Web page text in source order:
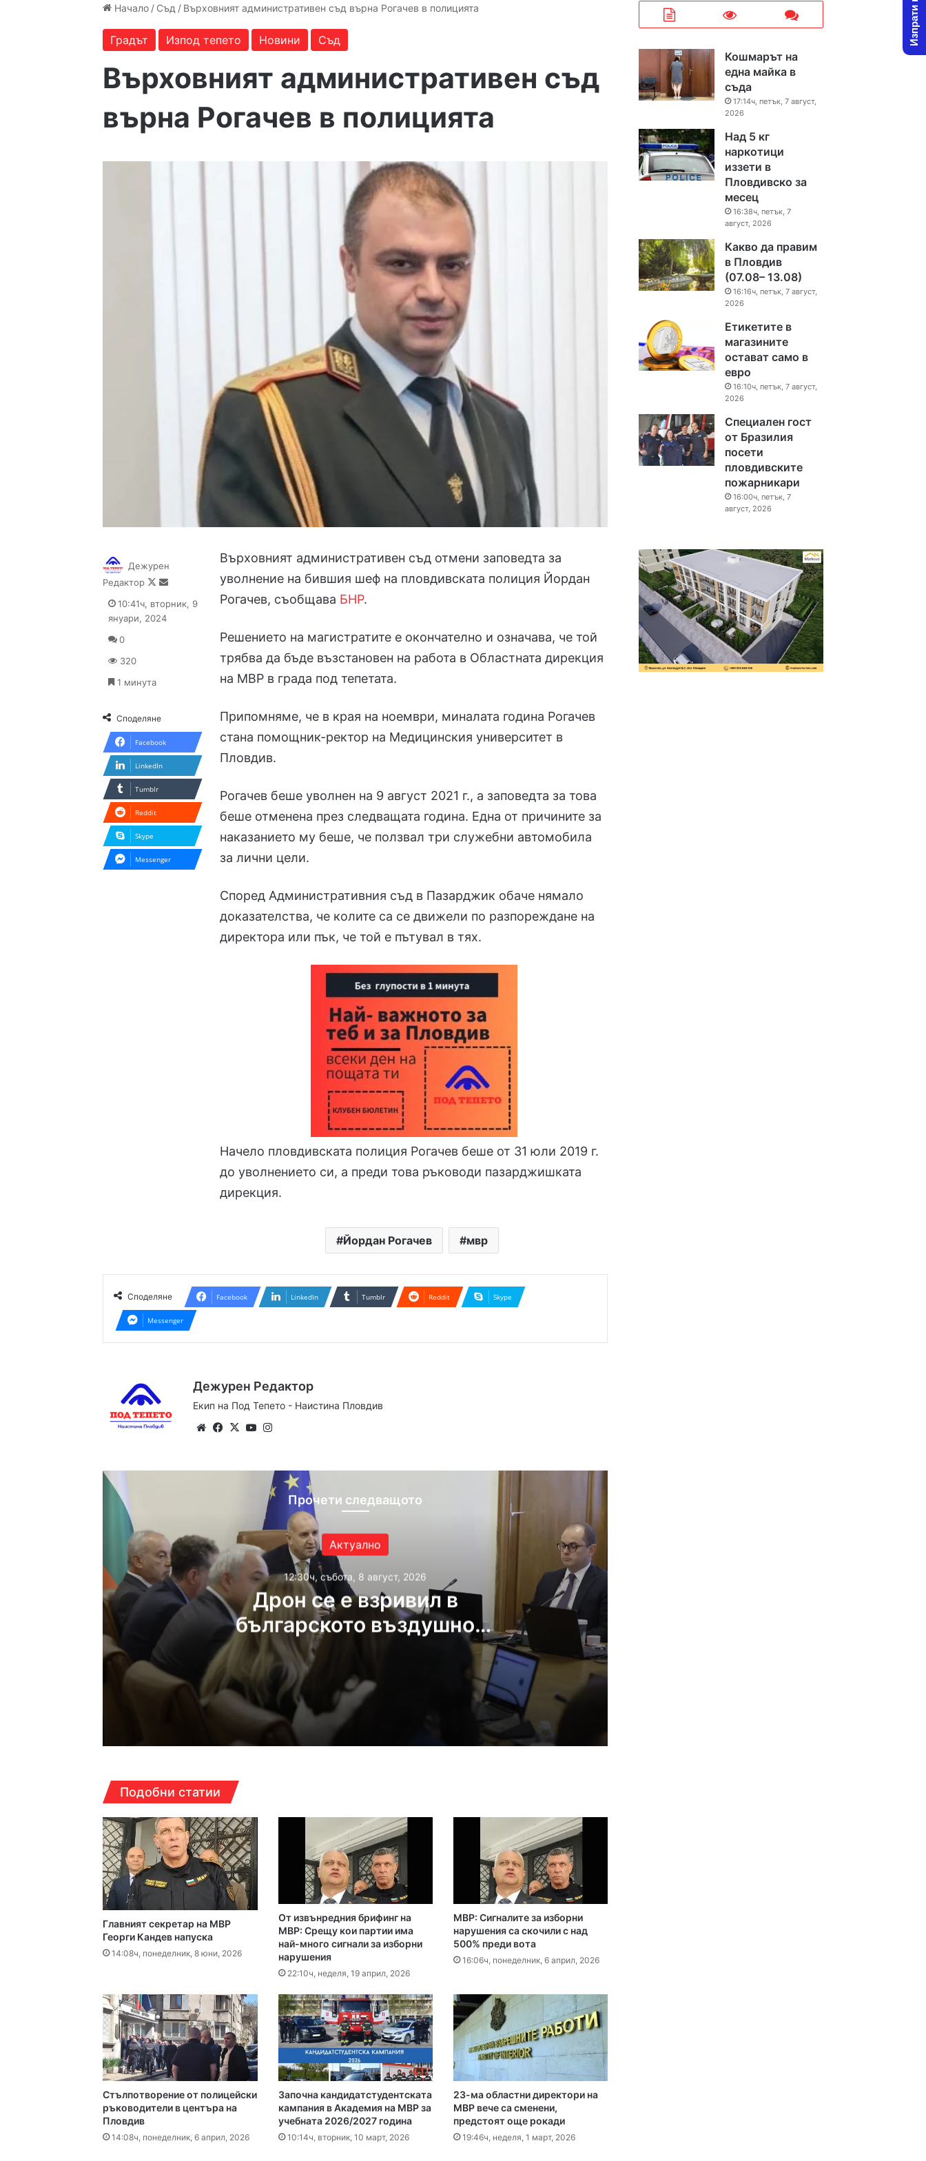
Начало / Съд / Върховният административен съд върна Рогачев в полицията
Градът Изпод тепето Новини Съд
Върховният административен съд
върна Рогачев в полицията
Върховният административен съд отмени заповедта за
уволнение на бившия шеф на пловдивската полиция Йордан
Рогачев, съобщава БНР.
Решението на магистратите е окончателно и означава, че той
трябва да бъде възстановен на работа в Областната дирекция
на МВР в града под тепетата.
Припомняме, че в края на ноември, миналата година Рогачев
стана помощник-ректор на Медицинския университет в
Пловдив.
Рогачев беше уволнен на 9 август 2021 г., а заповедта за това
беше отменена през следващата година. Една от причините за
наказанието му беше, че ползвал три служебни автомобила
за лични цели.
Според Административния съд в Пазарджик обаче нямало
доказателства, че колите са се движели по разпореждане на
директора или пък, че той е пътувал в тях.
Начело пловдивската полиция Рогачев беше от 31 юли 2019 г.
до уволнението си, а преди това ръководи пазарджишката
дирекция.
Йордан Рогачев мвр
Дежурен
Редактор
Follow
X
Send
email
10:41ч, вторник, 9
януари, 2024
0
320
1 минута
Споделяне
Facebook
LinkedIn
Tumblr
Reddit
Skype
Messenger
Споделяне Facebook LinkedIn Tumblr Reddit Skype
Messenger
Дежурен Редактор
Екип на Под Тепето - Наистина Пловдив
WebsiteFacebook
X YouTube
Прочети следващото
Актуално
12:30ч, събота, 8 август, 2026
Дрон се е взривил в
българското въздушно
пространство
12:30ч, събота, 8 август, 2026
Дрон се е взривил в българското въздушно пространство
12:05ч, събота, 8 август, 2026
Чанове и вувузели огласят трибуните на Гребния канал
11:52ч, събота, 8 август, 2026
Пожар изпепели 3500 декара край Първомай
08:30ч, събота, 8 август, 2026
17:14ч, петък, 7 август, 2026
Кошмарът на една майка в съда
Подобни статии
Главният секретар на МВР
Георги Кандев напуска
14:08ч, понеделник, 8 юни, 2026
От извънредния брифинг на
МВР: Срещу кои партии има
най-много сигнали за изборни
нарушения
22:10ч, неделя, 19 април, 2026
МВР: Сигналите за изборни
нарушения са скочили с над
500% преди вота
16:06ч, понеделник, 6 април, 2026
Стълпотворение от полицейски
ръководители в центъра на
Пловдив
14:08ч, понеделник, 6 април, 2026
Започна кандидатстудентската
кампания в Академия на МВР за
учебната 2026/2027 година
10:14ч, вторник, 10 март, 2026
23-ма областни директори на
МВР вече са сменени,
предстоят още рокади
19:46ч, неделя, 1 март, 2026
Кошмарът на
една майка в
съда
17:14ч, петък, 7 август,
2026
Над 5 кг
наркотици
иззети в
Пловдивско за
месец
16:38ч, петък, 7
август, 2026
Какво да правим
в Пловдив
(07.08– 13.08)
16:16ч, петък, 7 август,
2026
Етикетите в
магазините
остават само в
евро
16:10ч, петък, 7 август,
2026
Специален гост
от Бразилия
посети
пловдивските
пожарникари
16:00ч, петък, 7
август, 2026